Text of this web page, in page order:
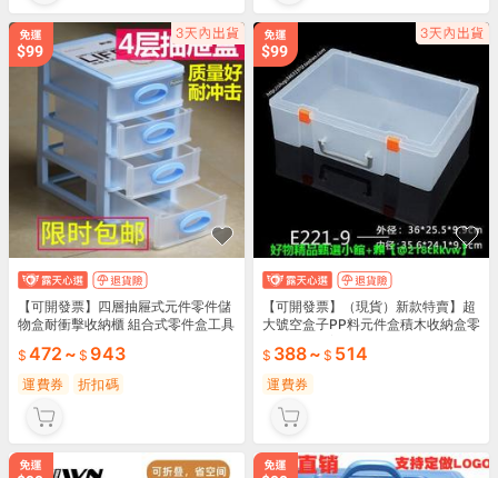
【可開發票】四層抽屜式元件零件儲
物盒耐衝擊收納櫃 組合式零件盒工具
472 ~ 943
運費券 折扣碼
【可開發票】（現貨）新款特賣】超
大號空盒子PP料元件盒積木收納盒零
388~ 514
運費券